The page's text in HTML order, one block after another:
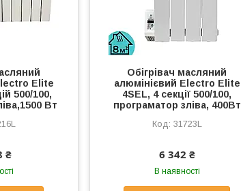
Elite
500/100,
Вт
₴
Обігрівач масляний
алюмінієвий Electro Elite
4SEL, 4 секції 500/100,
програматор зліва, 400Вт
31723L
6 342 ₴
В наявності